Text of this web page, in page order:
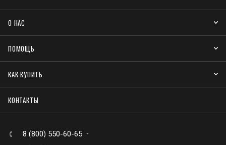
О НАС
ПОМОЩЬ
КАК КУПИТЬ
КОНТАКТЫ
8 (800) 550-60-65